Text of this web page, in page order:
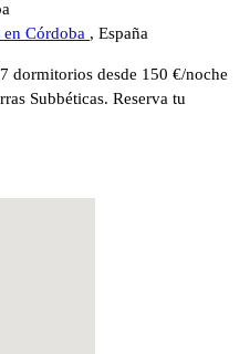
en Córdoba , España
dormitorios desde 150 €/noche
Subbéticas. Reserva tu